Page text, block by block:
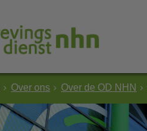
Over ons Over de OD NHN